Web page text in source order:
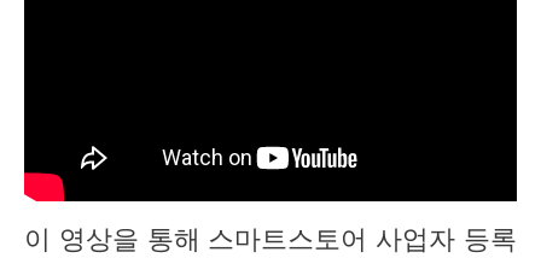
이 영상을 통해 스마트스토어 사업자 등록